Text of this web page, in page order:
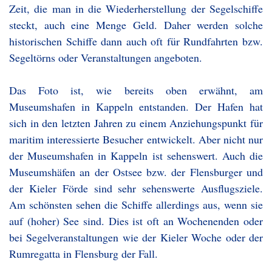
Zeit, die man in die Wiederherstellung der Segelschiffe
steckt, auch eine Menge Geld. Daher werden solche
historischen Schiffe dann auch oft für Rundfahrten bzw.
Segeltörns oder Veranstaltungen angeboten.
Das Foto ist, wie bereits oben erwähnt, am
Museumshafen in Kappeln entstanden. Der Hafen hat
sich in den letzten Jahren zu einem Anziehungspunkt für
maritim interessierte Besucher entwickelt. Aber nicht nur
der Museumshafen in Kappeln ist sehenswert. Auch die
Museumshäfen an der Ostsee bzw. der Flensburger und
der Kieler Förde sind sehr sehenswerte Ausflugsziele.
Am schönsten sehen die Schiffe allerdings aus, wenn sie
auf (hoher) See sind. Dies ist oft an Wochenenden oder
bei Segelveranstaltungen wie der Kieler Woche oder der
Rumregatta in Flensburg der Fall.